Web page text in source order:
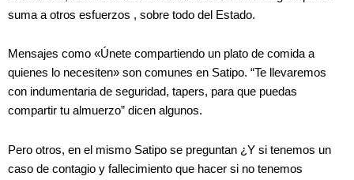
suma a otros esfuerzos , sobre todo del Estado.
Mensajes como «Únete compartiendo un plato de comida a
quienes lo necesiten» son comunes en Satipo. “Te llevaremos
con indumentaria de seguridad, tapers, para que puedas
compartir tu almuerzo” dicen algunos.
Pero otros, en el mismo Satipo se preguntan ¿Y si tenemos un
caso de contagio y fallecimiento que hacer si no tenemos